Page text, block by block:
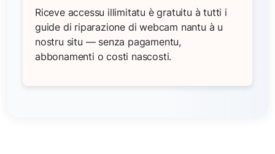
Riceve accessu illimitatu è gratuitu à tutti i
guide di riparazione di webcam nantu à u
nostru situ — senza pagamentu,
abbonamenti o costi nascosti.